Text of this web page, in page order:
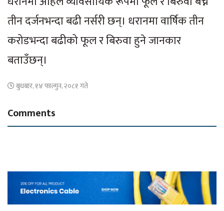
तीन दर्जनभन्दा बढी नर्सरी छन्। धरानमा वार्षिक तीन
करोडभन्दा बढीको फूल र बिरुवा हुने जानकार
बताउँछन्।
बुधबार, १४ फाल्गुन, २०८१ गते
Comments